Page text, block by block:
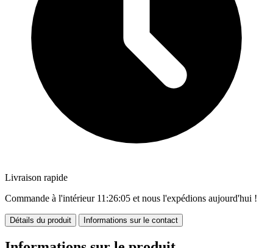
Livraison rapide
Commande à l'intérieur 11:26:05 et nous l'expédions aujourd'hui !
Détails du produit Informations sur le contact